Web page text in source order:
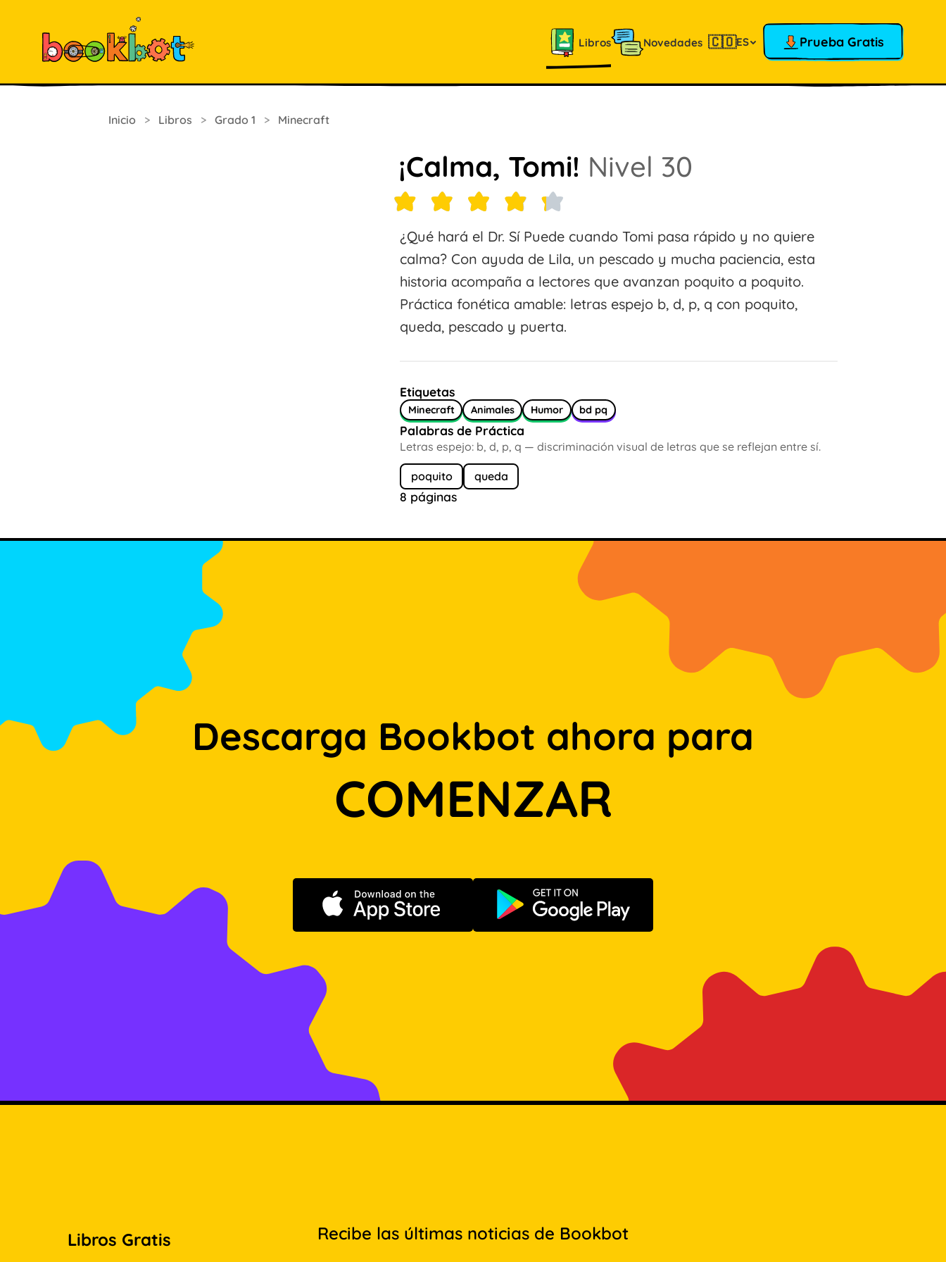
Libros Novedades 🇨🇴ES Prueba Gratis
Inicio > Libros > Grado 1 > Minecraft
¡Calma, Tomi! Nivel 30
¿Qué hará el Dr. Sí Puede cuando Tomi pasa rápido y no quiere
calma? Con ayuda de Lila, un pescado y mucha paciencia, esta
historia acompaña a lectores que avanzan poquito a poquito.
Práctica fonética amable: letras espejo b, d, p, q con poquito,
queda, pescado y puerta.
Etiquetas
Minecraft Animales Humor bd pq
Palabras de Práctica
Letras espejo: b, d, p, q — discriminación visual de letras que se reflejan entre sí.
poquito queda
8 páginas
Descarga Bookbot ahora para
COMENZAR
Descargar en App Store Disponible en Google Play
Libros Gratis Recibe las últimas noticias de Bookbot